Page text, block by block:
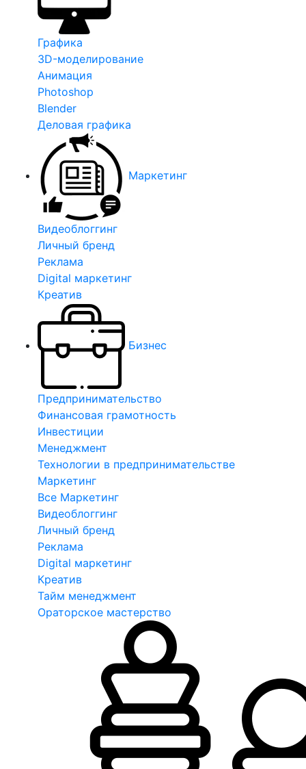
Графика
3D-моделирование
Анимация
Photoshop
Blender
Деловая графика
Маркетинг
Видеоблоггинг
Личный бренд
Реклама
Digital маркетинг
Креатив
Бизнес
Предпринимательство
Финансовая грамотность
Инвестиции
Менеджмент
Технологии в предпринимательстве
Маркетинг
Все Маркетинг
Видеоблоггинг
Личный бренд
Реклама
Digital маркетинг
Креатив
Тайм менеджмент
Ораторское мастерство